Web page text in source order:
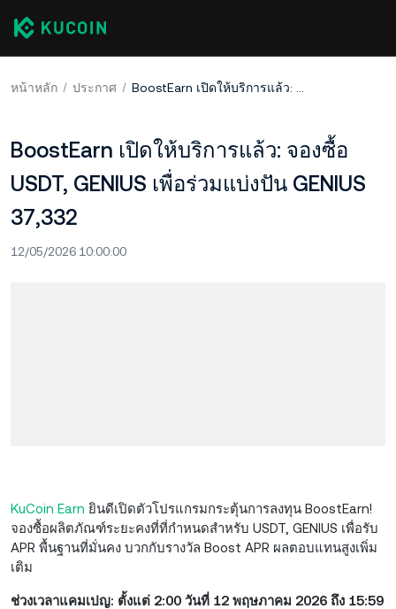
หน้าหลัก ประกาศ BoostEarn เปิดให้บริการแล้ว: จองซื้อ USDT, GENIUS เพื่อร่วมแบ่งปัน GENIUS 37,332
BoostEarn เปิดให้บริการแล้ว: จองซื้อ
USDT, GENIUS เพื่อร่วมแบ่งปัน GENIUS
37,332
12/05/2026 10:00:00
KuCoin Earn ยินดีเปิดตัวโปรแกรมกระตุ้นการลงทุน BoostEarn!
จองซื้อผลิตภัณฑ์ระยะคงที่ที่กำหนดสำหรับ USDT, GENIUS เพื่อรับ
APR พื้นฐานที่มั่นคง บวกกับรางวัล Boost APR ผลตอบแทนสูงเพิ่ม
เติม
ช่วงเวลาแคมเปญ: ตั้งแต่ 2:00 วันที่ 12 พฤษภาคม 2026 ถึง 15:59